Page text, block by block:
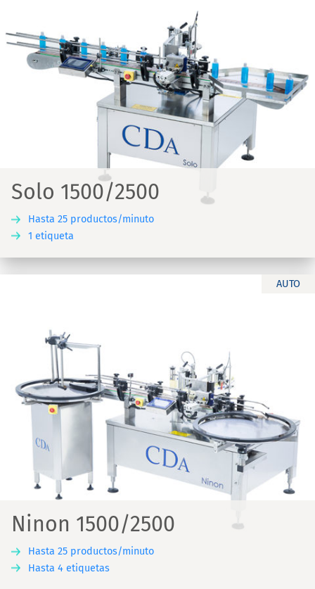
Solo 1500/2500
Hasta 25 productos/minuto
1 etiqueta
AUTO
Ninon 1500/2500
Hasta 25 productos/minuto
Hasta 4 etiquetas